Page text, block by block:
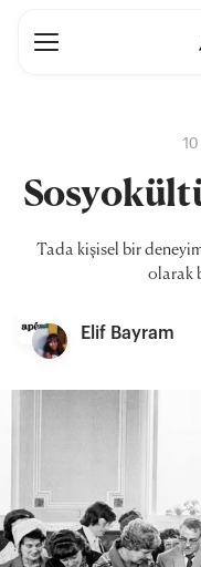
Tada kişisel bir
olarak
Elif Bayram